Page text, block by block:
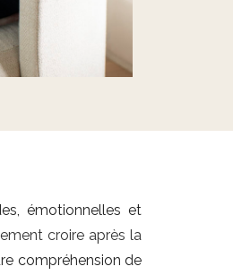
émotionnelles et
croire après la
compréhension de